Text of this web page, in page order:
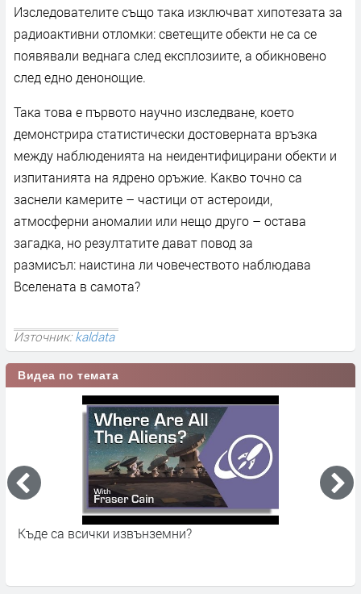
Изследователите също така изключват хипотезата за
радиоактивни отломки: светещите обекти не са се
появявали веднага след експлозиите, а обикновено
след едно денонощие.
Така това е първото научно изследване, което
демонстрира статистически достоверната връзка
между наблюденията на неидентифицирани обекти и
изпитанията на ядрено оръжие. Какво точно са
заснели камерите – частици от астероиди,
атмосферни аномалии или нещо друго – остава
загадка, но резултатите дават повод за
размисъл: наистина ли човечеството наблюдава
Вселената в самота?
Източник:kaldata
Видеа по темата
Къде са всички извънземни?